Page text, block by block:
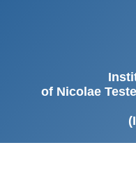
of Nicolae